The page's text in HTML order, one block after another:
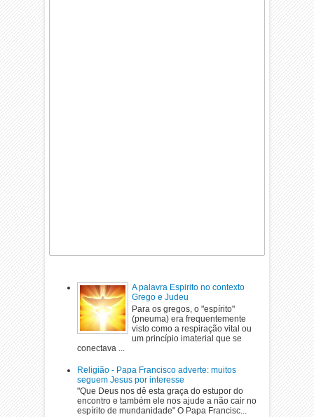
A palavra Espirito no contexto
Grego e Judeu
Para os gregos, o "espírito"
(pneuma) era frequentemente
visto como a respiração vital ou
um princípio imaterial que se
conectava ...
Religião - Papa Francisco adverte: muitos
seguem Jesus por interesse
"Que Deus nos dê esta graça do estupor do
encontro e também ele nos ajude a não cair no
espírito de mundanidade" O Papa Francisc...